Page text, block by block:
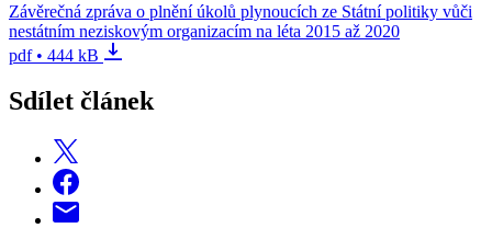
Závěrečná zpráva o plnění úkolů plynoucích ze Státní politiky vůči
nestátním neziskovým organizacím na léta 2015 až 2020
pdf • 444 kB
Sdílet článek